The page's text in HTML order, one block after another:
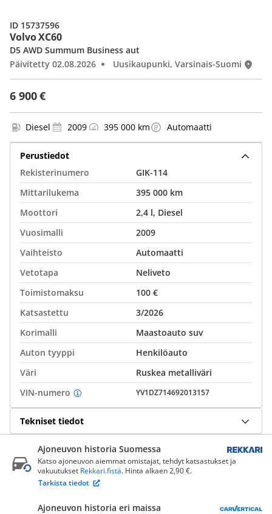
Volvo XC60
6 900 €
D5 AWD Summum Business aut
Päivitetty 02.08.2026
Uusikaupunki, Varsinais-Suomi
ID 15737596
Diesel 2009 395 000 km Automaatti
Perustiedot
Rekisterinumero
GIK-114
Mittarilukema
395 000 km
Moottori
2,4 l, Diesel
Vuosimalli
2009
Vaihteisto
Automaatti
Vetotapa
Neliveto
Toimistomaksu
100 €
Katsastettu
3/2026
Korimalli
Maastoauto suv
Auton tyyppi
Henkilöauto
Väri
Ruskea metalliväri
VIN-numero
YV1DZ714692013157
Tekniset tiedot
Ajoneuvon historia Suomessa
Katso ajoneuvon aiemmat omistajat, tehdyt katsastukset ja
vakuutukset Rekkari.fistä. Hinta alkaen 2,90 €.
Tarkista tiedot
Ajoneuvon historia eri maissa